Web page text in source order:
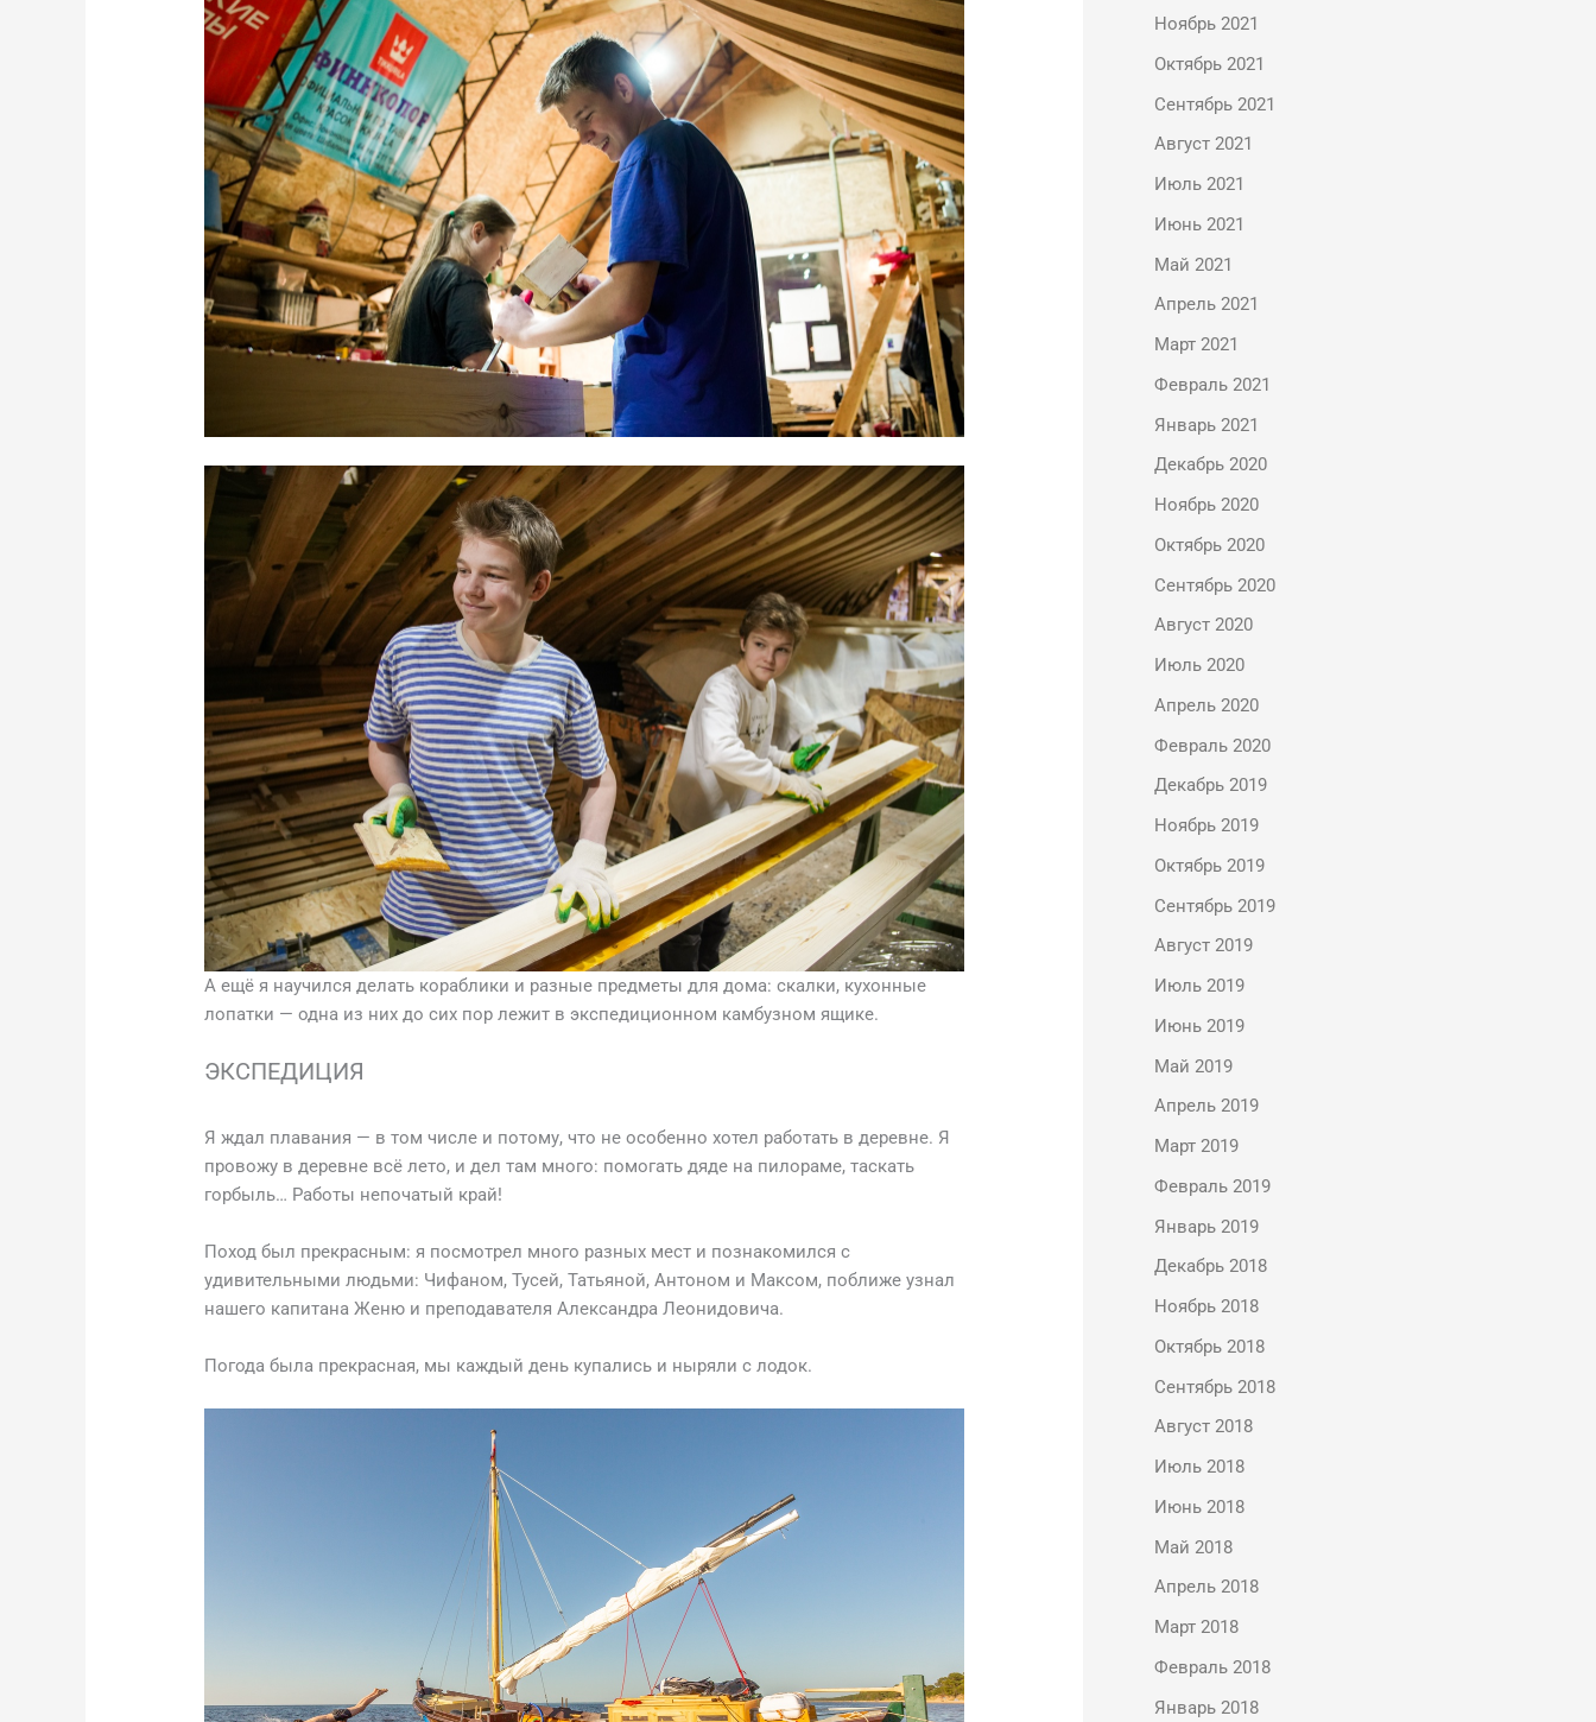
А ещё я научился делать кораблики и разные предметы для дома: скалки, кухонные
лопатки — одна из них до сих пор лежит в экспедиционном камбузном ящике.
ЭКСПЕДИЦИЯ
Я ждал плавания — в том числе и потому, что не особенно хотел работать в деревне. Я
провожу в деревне всё лето, и дел там много: помогать дяде на пилораме, таскать
горбыль… Работы непочатый край!
Поход был прекрасным: я посмотрел много разных мест и познакомился с
удивительными людьми: Чифаном, Тусей, Татьяной, Антоном и Максом, поближе узнал
нашего капитана Женю и преподавателя Александра Леонидовича.
Погода была прекрасная, мы каждый день купались и ныряли с лодок.
Ноябрь 2021
Октябрь 2021
Сентябрь 2021
Август 2021
Июль 2021
Июнь 2021
Май 2021
Апрель 2021
Март 2021
Февраль 2021
Январь 2021
Декабрь 2020
Ноябрь 2020
Октябрь 2020
Сентябрь 2020
Август 2020
Июль 2020
Апрель 2020
Февраль 2020
Декабрь 2019
Ноябрь 2019
Октябрь 2019
Сентябрь 2019
Август 2019
Июль 2019
Июнь 2019
Май 2019
Апрель 2019
Март 2019
Февраль 2019
Январь 2019
Декабрь 2018
Ноябрь 2018
Октябрь 2018
Сентябрь 2018
Август 2018
Июль 2018
Июнь 2018
Май 2018
Апрель 2018
Март 2018
Февраль 2018
Январь 2018